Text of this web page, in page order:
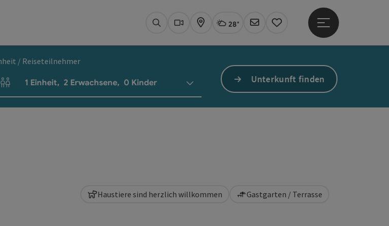
SuchenWebcams
KarteAktuelles Wetter Linz, wolkig
28°
Newsletter
Merkzettel
Hauptmenü öffnen
Einheit / Reiseteilnehmer
Einheitenanzahl und Personenfelder
1 Einheit, 2 Erwachsene, 0 Kinder Unterkunft finden
Haustiere sind herzlich willkommen Gastgarten / Terrasse